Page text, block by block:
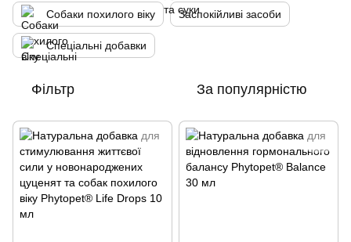
Собаки похилого віку Заспокійливі засоби
Спеціальні добавки
Фільтр За популярністю